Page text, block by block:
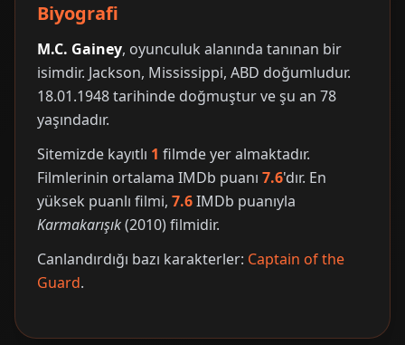
Biyografi
M.C. Gainey, oyunculuk alanında tanınan bir
isimdir. Jackson, Mississippi, ABD doğumludur.
18.01.1948 tarihinde doğmuştur ve şu an 78
yaşındadır.
Sitemizde kayıtlı 1 filmde yer almaktadır.
Filmlerinin ortalama IMDb puanı 7.6'dır. En
yüksek puanlı filmi, 7.6IMDb puanıyla
Karmakarışık(2010) filmidir.
Canlandırdığı bazı karakterler: Captain of the
Guard.